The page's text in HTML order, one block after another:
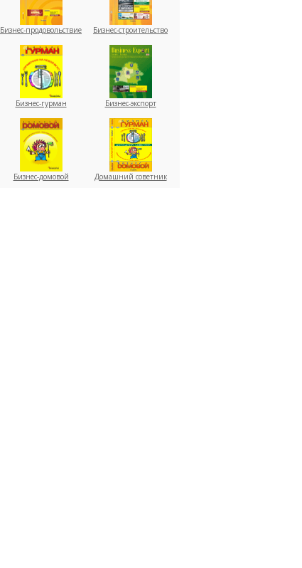
Бизнес-продовольствие Бизнес-строительство
Бизнес-гурман Бизнес-экспорт
Бизнес-домовой Домашний советник